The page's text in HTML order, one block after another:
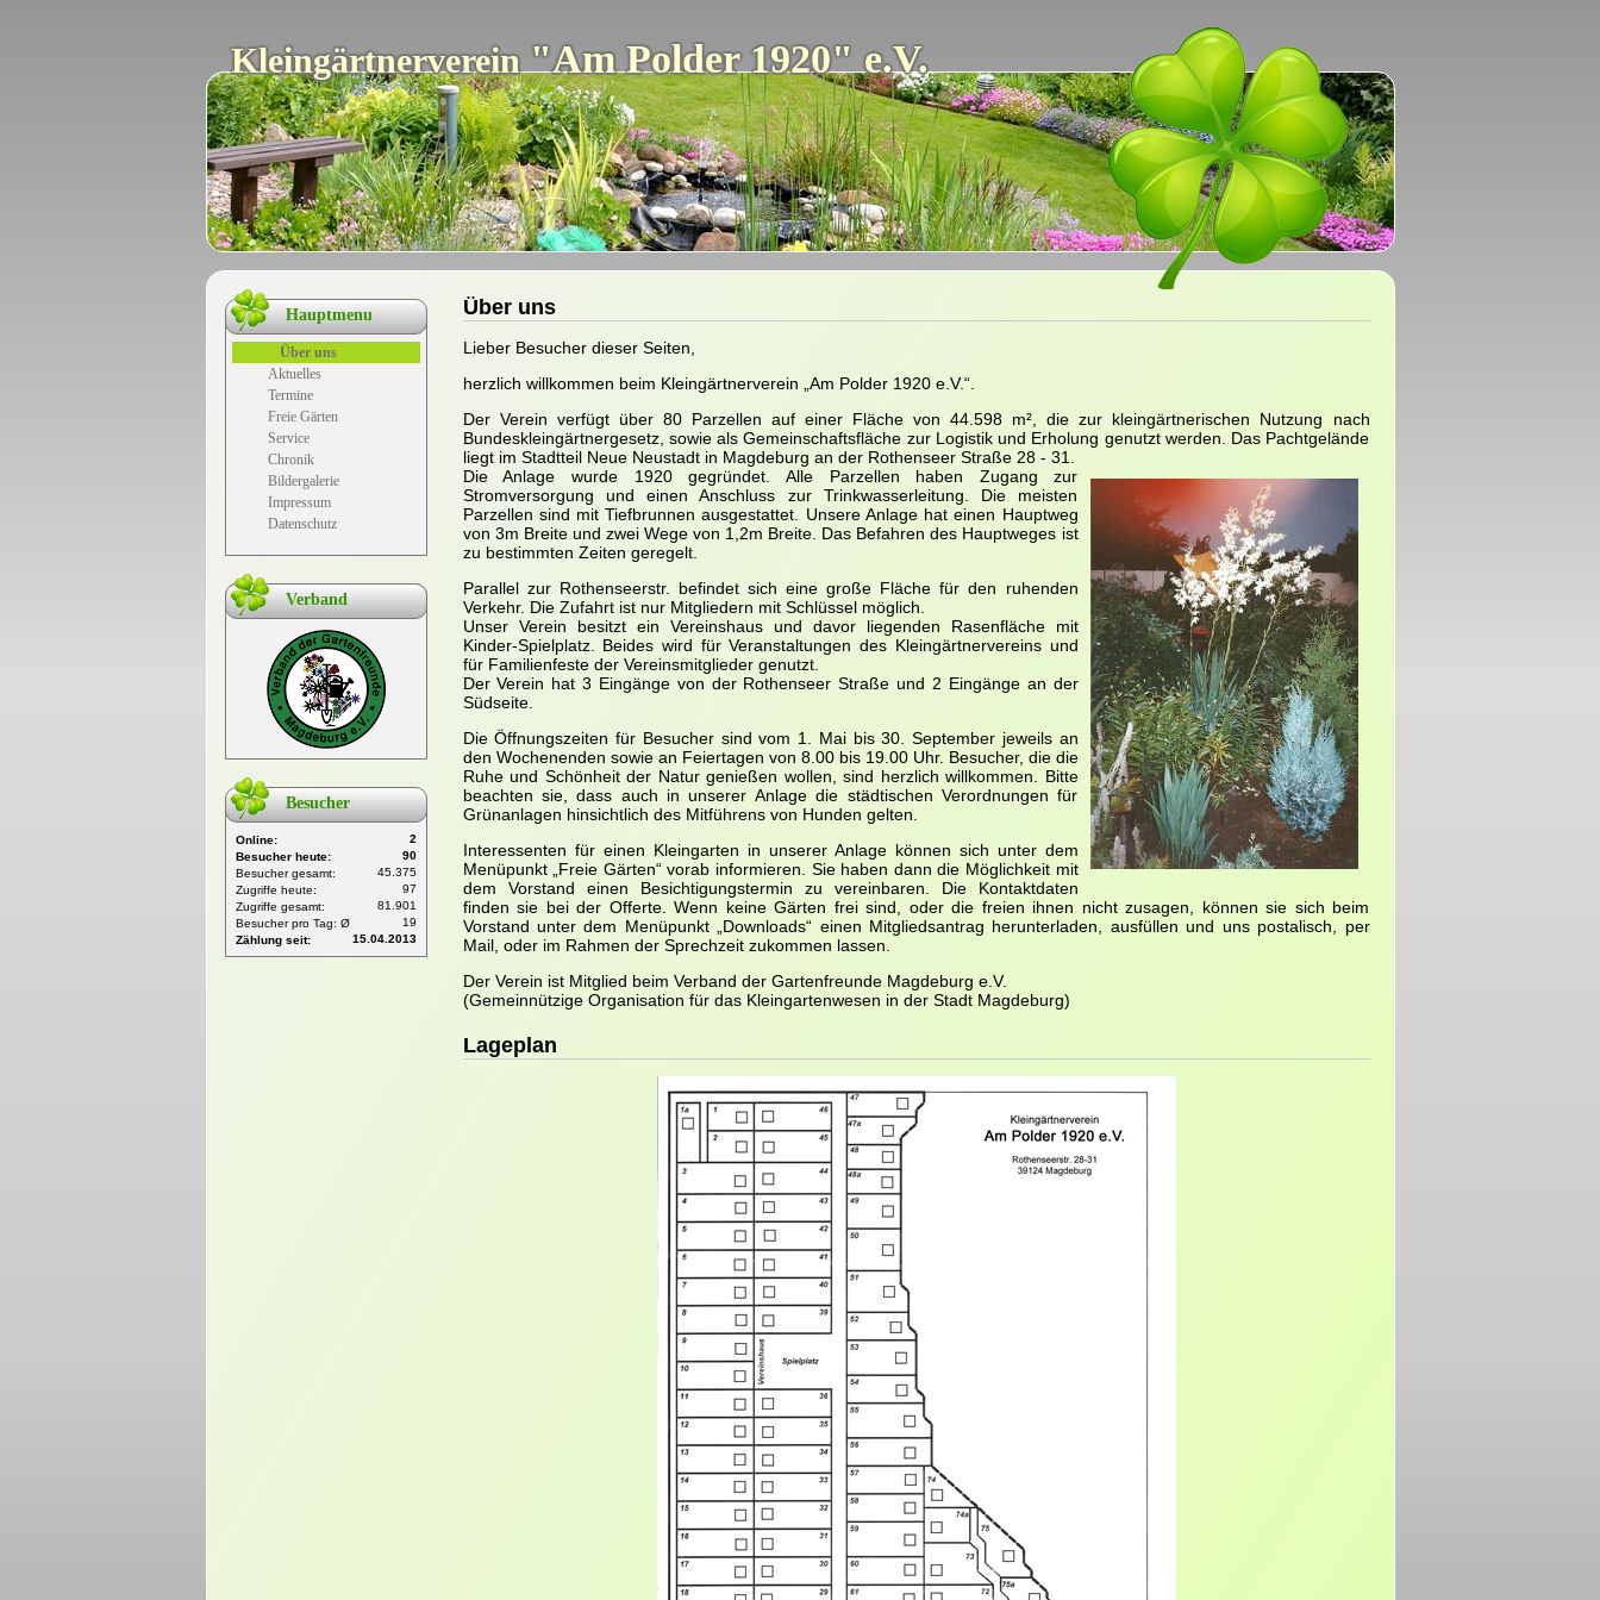
Kleingärtnerverein "Am Polder 1920" e.V.
Über uns
Lieber Besucher dieser Seiten,
herzlich willkommen beim Kleingärtnerverein „Am Polder 1920 e.V.“.
Der Verein verfügt über 80 Parzellen auf einer Fläche von 44.598 m², die zur kleingärtnerischen Nutzung nach
Bundeskleingärtnergesetz, sowie als Gemeinschaftsfläche zur Logistik und Erholung genutzt werden. Das Pachtgelände
liegt im Stadtteil Neue Neustadt in Magdeburg an der Rothenseer Straße 28 - 31.
Die Anlage wurde 1920 gegründet. Alle Parzellen haben Zugang zur
Stromversorgung und einen Anschluss zur Trinkwasserleitung. Die meisten
Parzellen sind mit Tiefbrunnen ausgestattet. Unsere Anlage hat einen Hauptweg
von 3m Breite und zwei Wege von 1,2m Breite. Das Befahren des Hauptweges ist
zu bestimmten Zeiten geregelt.
Parallel zur Rothenseerstr. befindet sich eine große Fläche für den ruhenden
Verkehr. Die Zufahrt ist nur Mitgliedern mit Schlüssel möglich.
Unser Verein besitzt ein Vereinshaus und davor liegenden Rasenfläche mit
Kinder-Spielplatz. Beides wird für Veranstaltungen des Kleingärtnervereins und
für Familienfeste der Vereinsmitglieder genutzt.
Der Verein hat 3 Eingänge von der Rothenseer Straße und 2 Eingänge an der
Südseite.
Die Öffnungszeiten für Besucher sind vom 1. Mai bis 30. September jeweils an
den Wochenenden sowie an Feiertagen von 8.00 bis 19.00 Uhr. Besucher, die die
Ruhe und Schönheit der Natur genießen wollen, sind herzlich willkommen. Bitte
beachten sie, dass auch in unserer Anlage die städtischen Verordnungen für
Grünanlagen hinsichtlich des Mitführens von Hunden gelten.
Interessenten für einen Kleingarten in unserer Anlage können sich unter dem
Menüpunkt „Freie Gärten“ vorab informieren. Sie haben dann die Möglichkeit mit
dem Vorstand einen Besichtigungstermin zu vereinbaren. Die Kontaktdaten
finden sie bei der Offerte. Wenn keine Gärten frei sind, oder die freien ihnen nicht zusagen, können sie sich beim
Vorstand unter dem Menüpunkt „Downloads“ einen Mitgliedsantrag herunterladen, ausfüllen und uns postalisch, per
Mail, oder im Rahmen der Sprechzeit zukommen lassen.
Der Verein ist Mitglied beim Verband der Gartenfreunde Magdeburg e.V.
(Gemeinnützige Organisation für das Kleingartenwesen in der Stadt Magdeburg)
Lageplan
Hauptmenu
Navigation
überspringen
Über uns
Aktuelles
Termine
Freie Gärten
Service
Chronik
Bildergalerie
Impressum
Datenschutz
Verband
Besucher
Online:
2
Besucher heute:
90
Besucher gesamt:
45.375
Zugriffe heute:
97
Zugriffe gesamt:
81.901
Besucher pro Tag: Ø
19
Zählung seit:
15.04.2013